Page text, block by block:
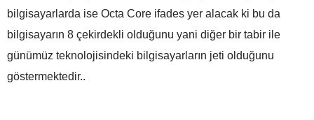
bilgisayarlarda ise Octa Core ifades yer alacak ki bu da
bilgisayarın 8 çekirdekli olduğunu yani diğer bir tabir ile
günümüz teknolojisindeki bilgisayarların jeti olduğunu
göstermektedir..